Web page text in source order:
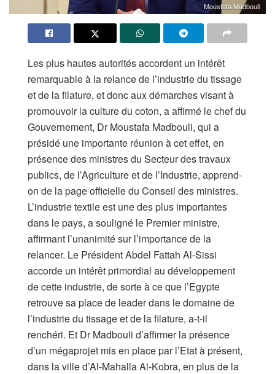
Moustafa Madbouli
Les plus hautes autorités accordent un intérêt
remarquable à la relance de l’industrie du tissage
et de la filature, et donc aux démarches visant à
promouvoir la culture du coton, a affirmé le chef du
Gouvernement, Dr Moustafa Madbouli, qui a
présidé une importante réunion à cet effet, en
présence des ministres du Secteur des travaux
publics, de l’Agriculture et de l’Industrie, apprend-
on de la page officielle du Conseil des ministres.
L’industrie textile est une des plus importantes
dans le pays, a souligné le Premier ministre,
affirmant l’unanimité sur l’importance de la
relancer. Le Président Abdel Fattah Al-Sissi
accorde un intérêt primordial au développement
de cette industrie, de sorte à ce que l’Egypte
retrouve sa place de leader dans le domaine de
l’industrie du tissage et de la filature, a-t-il
renchéri. Et Dr Madbouli d’affirmer la présence
d’un mégaprojet mis en place par l’Etat à présent,
dans la ville d’Al-Mahalla Al-Kobra, en plus de la